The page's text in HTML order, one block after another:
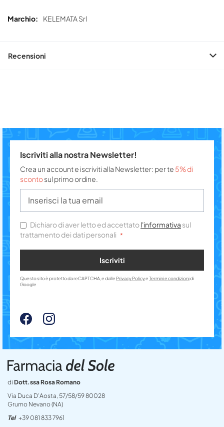
Maggiori
KELEMATA Srl
Recensioni
di Dott.ssa Rosa Romano
Via Duca D’Aosta, 57/58/59 80028
Grumo Nevano (NA)
Tel +39 081 833 7961
Iscriviti alla nostra Newsletter!
Crea un account e iscriviti alla Newsletter: per te 5% di
scontosul primo ordine.
Dichiaro di aver letto ed accettatol'informativa sul
trattamento dei dati personali
Iscriviti
Questo sito è protetto da reCAPTCHA, e dalle Privacy PolicyeTermini e condizionidi
Google